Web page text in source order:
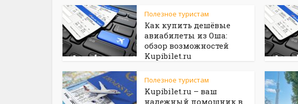
Полезное туристам
Как купить дешёвые
авиабилеты из Оша:
обзор возможностей
Kupibilet.ru
Полезное туристам
Kupibilet.ru – ваш
надежный помощник в